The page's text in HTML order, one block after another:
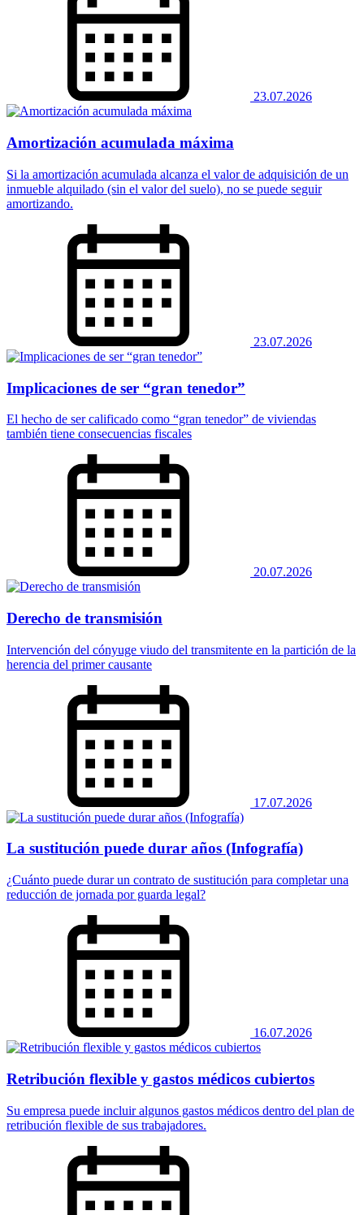
23.07.2026
Amortización acumulada máxima
Si la amortización acumulada alcanza el valor de adquisición de un
inmueble alquilado (sin el valor del suelo), no se puede seguir
amortizando.
23.07.2026
Implicaciones de ser “gran tenedor”
El hecho de ser calificado como “gran tenedor” de viviendas
también tiene consecuencias fiscales
20.07.2026
Derecho de transmisión
Intervención del cónyuge viudo del transmitente en la partición de la
herencia del primer causante
17.07.2026
La sustitución puede durar años (Infografía)
¿Cuánto puede durar un contrato de sustitución para completar una
reducción de jornada por guarda legal?
16.07.2026
Retribución flexible y gastos médicos cubiertos
Su empresa puede incluir algunos gastos médicos dentro del plan de
retribución flexible de sus trabajadores.